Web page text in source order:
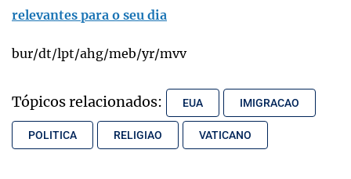
relevantes para o seu dia
bur/dt/lpt/ahg/meb/yr/mvv
Tópicos relacionados: EUA IMIGRACAO
POLITICA RELIGIAO VATICANO